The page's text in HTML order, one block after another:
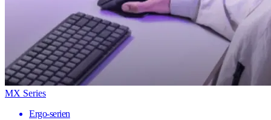
MX Series
Ergo-serien